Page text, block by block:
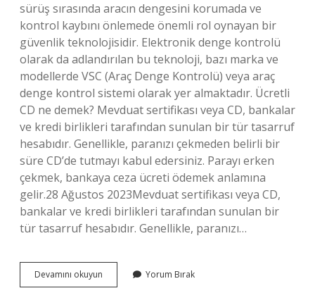
sürüş sırasında aracın dengesini korumada ve
kontrol kaybını önlemede önemli rol oynayan bir
güvenlik teknolojisidir. Elektronik denge kontrolü
olarak da adlandırılan bu teknoloji, bazı marka ve
modellerde VSC (Araç Denge Kontrolü) veya araç
denge kontrol sistemi olarak yer almaktadır. Ücretli
CD ne demek? Mevduat sertifikası veya CD, bankalar
ve kredi birlikleri tarafından sunulan bir tür tasarruf
hesabıdır. Genellikle, paranızı çekmeden belirli bir
süre CD’de tutmayı kabul edersiniz. Parayı erken
çekmek, bankaya ceza ücreti ödemek anlamına
gelir.28 Ağustos 2023Mevduat sertifikası veya CD,
bankalar ve kredi birlikleri tarafından sunulan bir
tür tasarruf hesabıdır. Genellikle, paranızı…
Devamını okuyun
Cd
Yorum Bırak